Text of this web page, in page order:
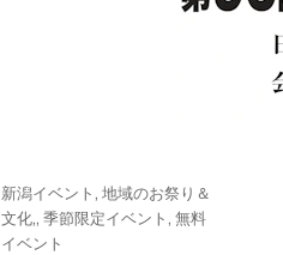
投
稿
日:
カ
テ
ゴ
新潟イベント , 地域のお祭り＆
文化,, 季節限定イベント , 無料
イベント